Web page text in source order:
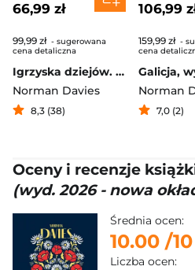
66,99 zł
99,99 zł - sugerowana
cena detaliczna
Igrzyska dziejów. Zapasy historyka z historią
Norman Davies
8,3 (38)
106,99
159,99 zł -
cena
Norman
7,0 (2)
Oceny i recenzje
(wyd. 2026 - nowa
Średnia ocen:
10.00 /10
Liczba ocen: